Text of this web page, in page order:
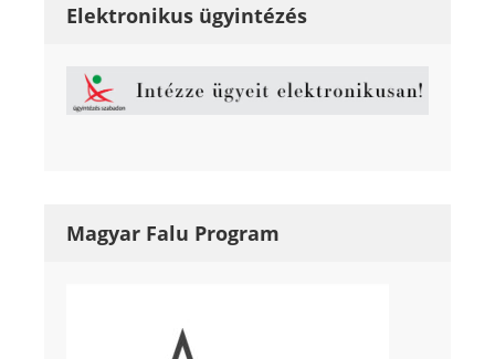
Elektronikus ügyintézés
Magyar Falu Program